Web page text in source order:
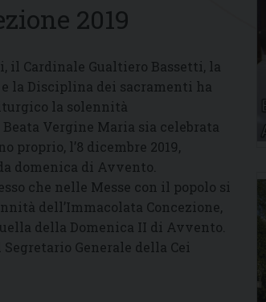
2019
il Cardinale Gualtiero Bassetti, la
la Disciplina dei sacramenti ha
la solennità
Vergine Maria sia celebrata
proprio, l’8 dicembre 2019,
domenica di Avvento.
che nelle Messe con il popolo si
dell’Immacolata Concezione,
della Domenica II di Avvento.
Generale della Cei